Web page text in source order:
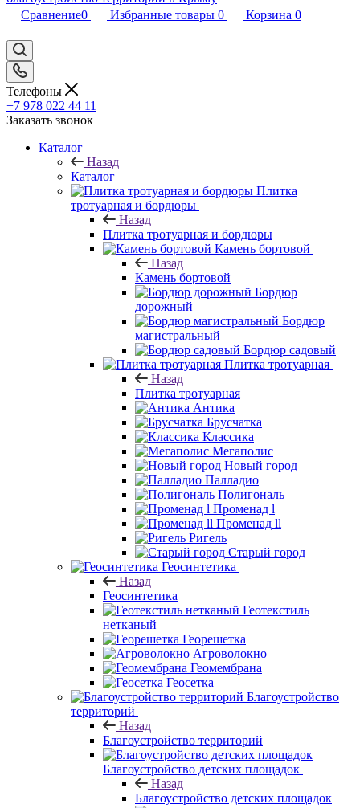
Сравнение0 Избранные товары 0 Корзина 0
Телефоны
+7 978 022 44 11
Заказать звонок
Каталог
Назад
Каталог
Плитка
тротуарная и бордюры
Назад
Плитка тротуарная и бордюры
Камень бортовой
Назад
Камень бортовой
Бордюр
дорожный
Бордюр
магистральный
Бордюр садовый
Плитка тротуарная
Назад
Плитка тротуарная
Антика
Брусчатка
Классика
Мегаполис
Новый город
Палладио
Полигональ
Променад l
Променад ll
Ригель
Старый город
Геосинтетика
Назад
Геосинтетика
Геотекстиль
нетканый
Георешетка
Агроволокно
Геомембрана
Геосетка
Благоустройство
территорий
Назад
Благоустройство территорий
Благоустройство детских площадок
Назад
Благоустройство детских площадок